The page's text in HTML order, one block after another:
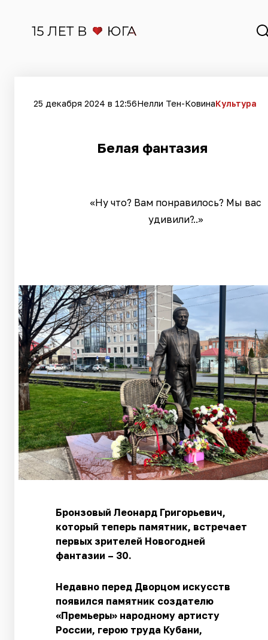
25 декабря 2024 в 12:56Нелли Тен-КовинаКультура
Белая фантазия
«Ну что? Вам понравилось? Мы вас
удивили?..»
Бронзовый Леонард Григорьевич,
который теперь памятник, встречает
первых зрителей Новогодней
фантазии – 30.
Недавно перед Дворцом искусств
появился памятник создателю
«Премьеры» народному артисту
России, герою труда Кубани,